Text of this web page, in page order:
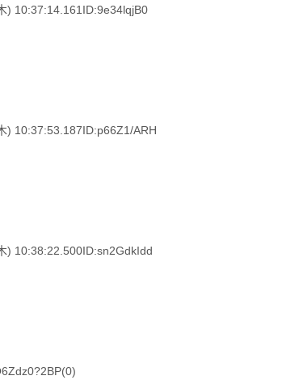
) 10:37:14.161ID:9e34lqjB0
) 10:37:53.187ID:p66Z1/ARH
) 10:38:22.500ID:sn2GdkIdd